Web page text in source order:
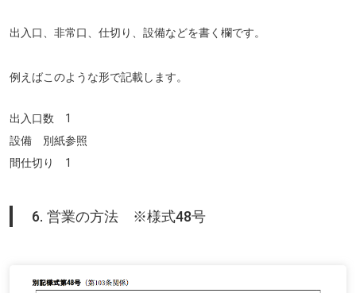
出入口、非常口、仕切り、設備などを書く欄です。
例えばこのような形で記載します。
出入口数 1
設備 別紙参照
間仕切り 1
6. 営業の方法 ※様式48号